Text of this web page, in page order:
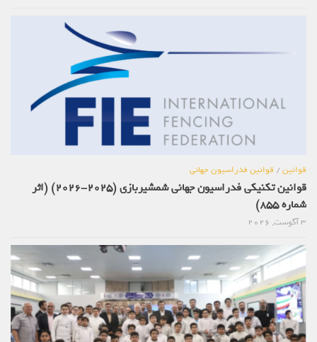
قوانین/قوانین فدراسیون جهانی
قوانین تکنیکی فدراسیون جهانی شمشیربازی (2025-2026) (اثر
شماره 855)